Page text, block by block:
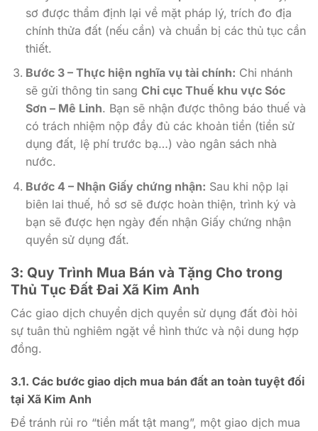
sơ được thẩm định lại về mặt pháp lý, trích đo địa
chính thửa đất (nếu cần) và chuẩn bị các thủ tục cần
thiết.
Bước 3 – Thực hiện nghĩa vụ tài chính: Chi nhánh
sẽ gửi thông tin sang Chi cục Thuế khu vực Sóc
Sơn – Mê Linh. Bạn sẽ nhận được thông báo thuế và
có trách nhiệm nộp đầy đủ các khoản tiền (tiền sử
dụng đất, lệ phí trước bạ…) vào ngân sách nhà
nước.
Bước 4 – Nhận Giấy chứng nhận: Sau khi nộp lại
biên lai thuế, hồ sơ sẽ được hoàn thiện, trình ký và
bạn sẽ được hẹn ngày đến nhận Giấy chứng nhận
quyền sử dụng đất.
3: Quy Trình Mua Bán và Tặng Cho trong
Thủ Tục Đất Đai Xã Kim Anh
Các giao dịch chuyển dịch quyền sử dụng đất đòi hỏi
sự tuân thủ nghiêm ngặt về hình thức và nội dung hợp
đồng.
3.1. Các bước giao dịch mua bán đất an toàn tuyệt đối
tại Xã Kim Anh
Để tránh rủi ro “tiền mất tật mang”, một giao dịch mua